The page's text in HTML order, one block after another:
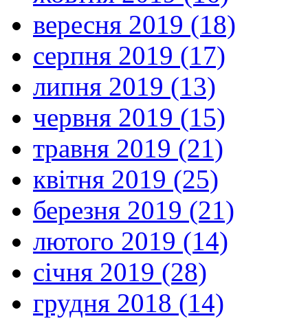
вересня 2019 (18)
серпня 2019 (17)
липня 2019 (13)
червня 2019 (15)
травня 2019 (21)
квітня 2019 (25)
березня 2019 (21)
лютого 2019 (14)
січня 2019 (28)
грудня 2018 (14)